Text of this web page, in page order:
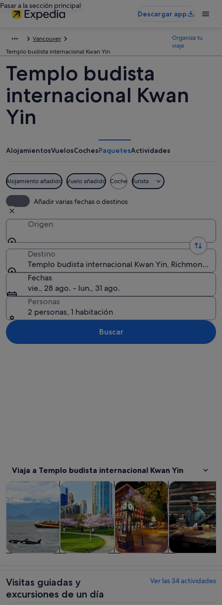
Pasar a la sección principal
Descargar app
Vancouver
Templo budista internacional Kwan Yin
Organiza tu
viaje
Templo budista
internacional Kwan
Yin
AlojamientosVuelosCochesPaquetesActividades
Alojamiento añadido Vuelo añadido Coche Turista
Añadir varias fechas o destinos
Origen
Destino
Templo budista internacional Kwan Yin, Richmond,
Fechas
vie., 28 ago. - lun., 31 ago.
Personas
2 personas, 1 habitación
Buscar
Viaja a Templo budista internacional Kwan Yin
de un día
Visitas guiadas y excursiones de un díaSe abre en una
personalizadas
Visitas privadas y personalizadasSe abre en
Historia y culturaSe abre en
nocturna
Comidas,
Visitas guiadas y
excursiones de un día
Ver las 34 actividades